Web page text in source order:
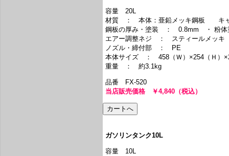
容量 20L
材質 ： 本体：亜鉛メッキ鋼板 キャ
鋼板の厚み・塗装 ： 0.8mm ・ 粉体
エアー調整ネジ ： スティールメッキ
ノズル・締付部 ： PE
本体サイズ ： 458（Ｗ）×254（Ｈ）
重量 ： 約3.1kg
品番 FX-520
当店販売価格 ￥4,840（税込）
ガソリンタンク10L
容量 10L